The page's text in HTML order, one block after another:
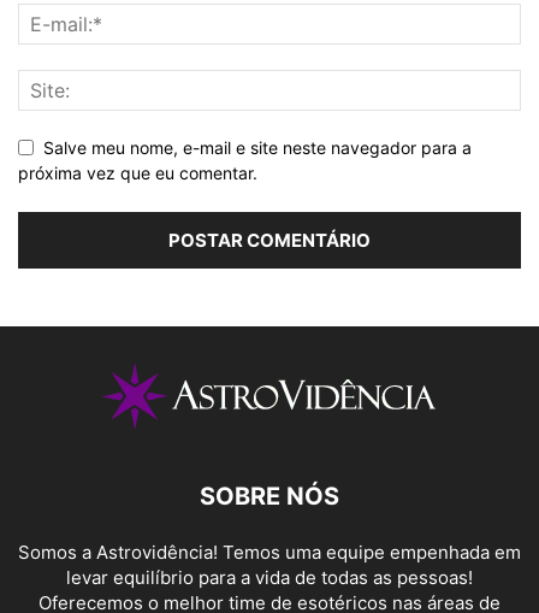
Salve meu nome, e-mail e site neste navegador para a
próxima vez que eu comentar.
SOBRE NÓS
Somos a Astrovidência! Temos uma equipe empenhada em
levar equilíbrio para a vida de todas as pessoas!
Oferecemos o melhor time de esotéricos nas áreas de